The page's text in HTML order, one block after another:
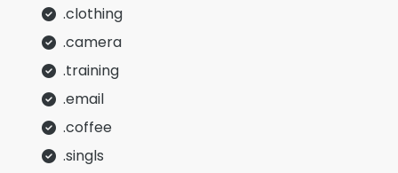
.clothing
.camera
.training
.email
.coffee
.singls